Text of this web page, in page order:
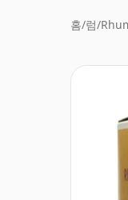
홈/럼/